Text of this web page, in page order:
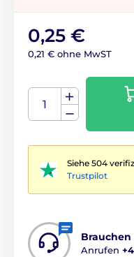
0,25 €
0,21 € ohne MwST
Siehe 504
Trustpilot
Brauchen
Anrufen